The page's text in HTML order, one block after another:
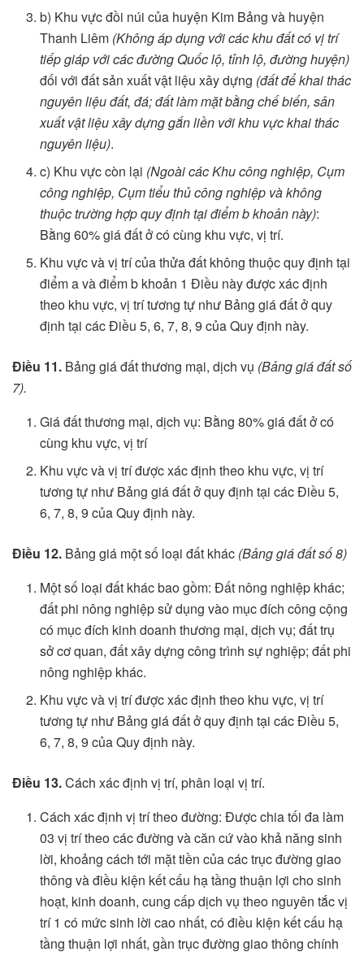
b) Khu vực đồi núi của huyện Kim Bảng và huyện
Thanh Liêm (Không áp dụng với các khu đất có vị trí
tiếp giáp với các đường Quốc lộ, tỉnh lộ, đường huyện)
đối với đất sản xuất vật liệu xây dựng (đất để khai thác
nguyên liệu đất, đá; đất làm mặt bằng chế biến, sản
xuất vật liệu xây dựng gắn liền với khu vực khai thác
nguyên liệu).
c) Khu vực còn lại (Ngoài các Khu công nghiệp, Cụm
công nghiệp, Cụm tiểu thủ công nghiệp và không
thuộc trường hợp quy định tại điểm b khoản này):
Bằng 60% giá đất ở có cùng khu vực, vị trí.
Khu vực và vị trí của thửa đất không thuộc quy định tại
điểm a và điểm b khoản 1 Điều này được xác định
theo khu vực, vị trí tương tự như Bảng giá đất ở quy
định tại các Điều 5, 6, 7, 8, 9 của Quy định này.
Điều 11. Bảng giá đất thương mại, dịch vụ (Bảng giá đất số
7).
Giá đất thương mại, dịch vụ: Bằng 80% giá đất ở có
cùng khu vực, vị trí
Khu vực và vị trí được xác định theo khu vực, vị trí
tương tự như Bảng giá đất ở quy định tại các Điều 5,
6, 7, 8, 9 của Quy định này.
Điều 12. Bảng giá một số loại đất khác (Bảng giá đất số 8)
Một số loại đất khác bao gồm: Đất nông nghiệp khác;
đất phi nông nghiệp sử dụng vào mục đích công cộng
có mục đích kinh doanh thương mại, dịch vụ; đất trụ
sở cơ quan, đất xây dựng công trình sự nghiệp; đất phi
nông nghiệp khác.
Khu vực và vị trí được xác định theo khu vực, vị trí
tương tự như Bảng giá đất ở quy định tại các Điều 5,
6, 7, 8, 9 của Quy định này.
Điều 13.Cách xác định vị trí, phân loại vị trí.
Cách xác định vị trí theo đường: Được chia tối đa làm
03 vị trí theo các đường và căn cứ vào khả năng sinh
lời, khoảng cách tới mặt tiền của các trục đường giao
thông và điều kiện kết cấu hạ tầng thuận lợi cho sinh
hoạt, kinh doanh, cung cấp dịch vụ theo nguyên tắc vị
trí 1 có mức sinh lời cao nhất, có điều kiện kết cấu hạ
tầng thuận lợi nhất, gần trục đường giao thông chính